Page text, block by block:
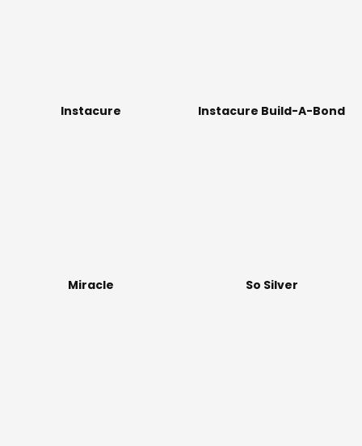
Instacure Instacure Build-A-Bond
Miracle So Silver